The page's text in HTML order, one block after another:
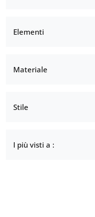
Elementi
Materiale
Stile
I più visti a :